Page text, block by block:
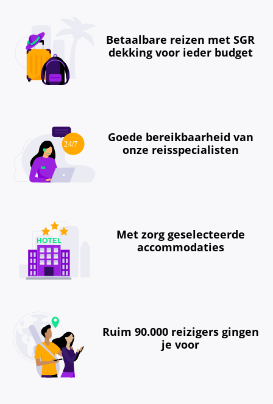
Betaalbare reizen met SGR
dekking voor ieder budget
Goede bereikbaarheid van
onze reisspecialisten
Met zorg geselecteerde
accommodaties
Ruim 90.000 reizigers gingen
je voor